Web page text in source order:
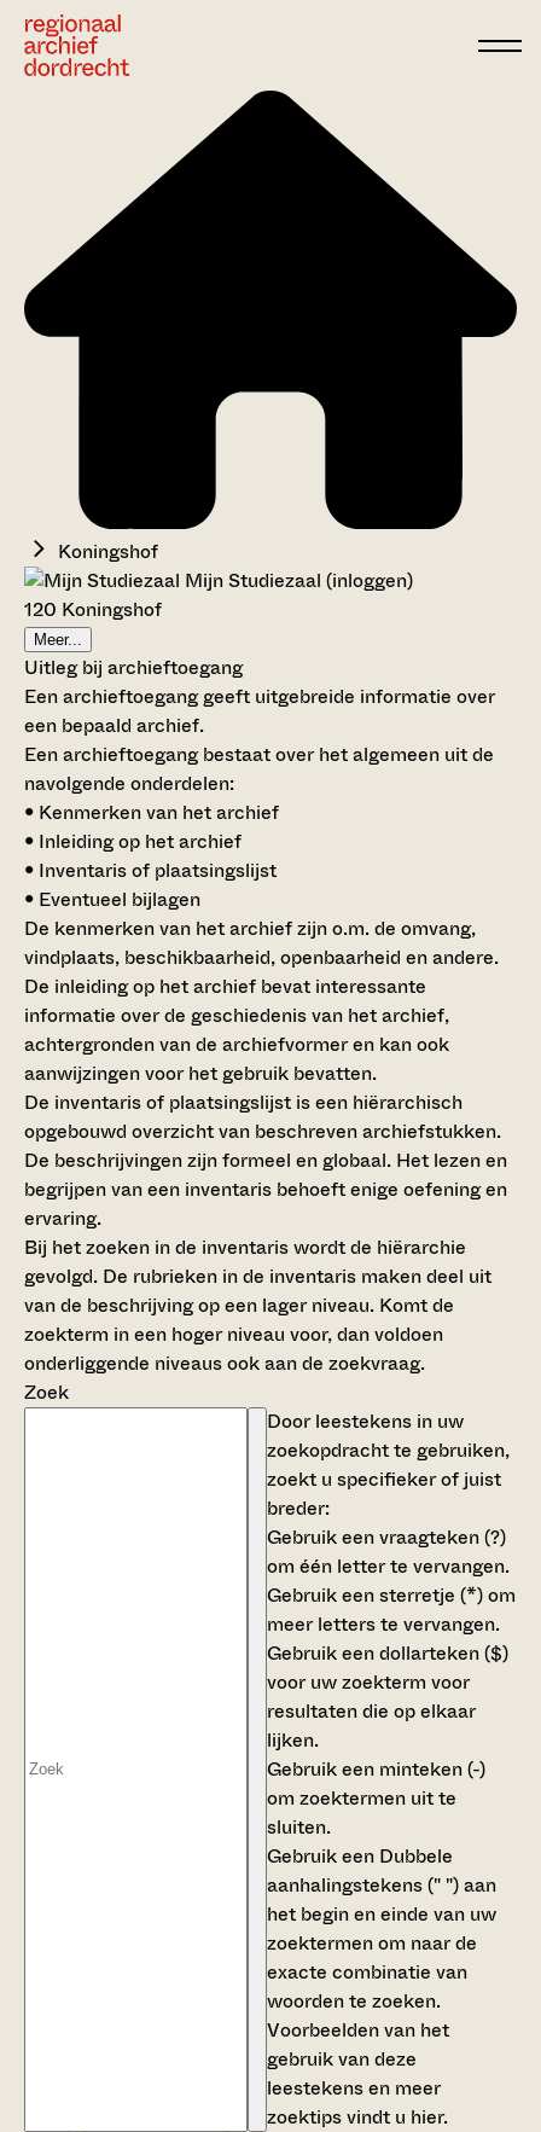
Koningshof
Mijn Studiezaal (inloggen)
120 Koningshof
Meer...
Uitleg bij archieftoegang
Een archieftoegang geeft uitgebreide informatie over
een bepaald archief.
Een archieftoegang bestaat over het algemeen uit de
navolgende onderdelen:
• Kenmerken van het archief
• Inleiding op het archief
• Inventaris of plaatsingslijst
• Eventueel bijlagen
De kenmerken van het archief zijn o.m. de omvang,
vindplaats, beschikbaarheid, openbaarheid en andere.
De inleiding op het archief bevat interessante
informatie over de geschiedenis van het archief,
achtergronden van de archiefvormer en kan ook
aanwijzingen voor het gebruik bevatten.
De inventaris of plaatsingslijst is een hiërarchisch
opgebouwd overzicht van beschreven archiefstukken.
De beschrijvingen zijn formeel en globaal. Het lezen en
begrijpen van een inventaris behoeft enige oefening en
ervaring.
Bij het zoeken in de inventaris wordt de hiërarchie
gevolgd. De rubrieken in de inventaris maken deel uit
van de beschrijving op een lager niveau. Komt de
zoekterm in een hoger niveau voor, dan voldoen
onderliggende niveaus ook aan de zoekvraag.
Zoek
Door leestekens in uw
zoekopdracht te gebruiken,
zoekt u specifieker of juist
breder:
Gebruik eenvraagteken (?)
om één letter te vervangen.
Gebruik eensterretje (*)om
meer letters te vervangen.
Gebruik eendollarteken ($)
voor uw zoekterm voor
resultaten die op elkaar
lijken.
Gebruik een minteken (-)
om zoektermen uit te
sluiten.
Gebruik een Dubbele
aanhalingstekens (" ")aan
het begin en einde van uw
zoektermen om naar de
exacte combinatie van
woorden te zoeken.
Voorbeelden van het
gebruik van deze
leestekens en meer
zoektips vindt u hier.